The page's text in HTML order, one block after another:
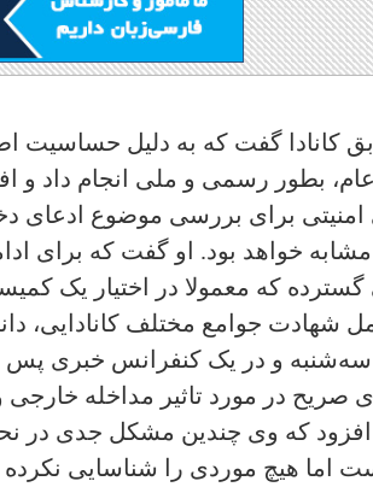
کانادا گفت که به دلیل حساسیت
بطور رسمی و ملی انجام داد و
امنیتی برای بررسی موضوع ادعای
مشابه خواهد بود. او گفت که برای
که معمولا در اختیار یک
شهادت جوامع مختلف کانادایی،
و در یک کنفرانس خبری پس
در مورد تاثیر مداخله خارجی
که وی چندین مشکل جدی در
اما هیچ موردی را شناسایی